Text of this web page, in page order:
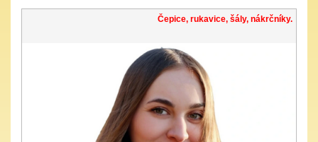
Čepice, rukavice, šály, nákrčníky.